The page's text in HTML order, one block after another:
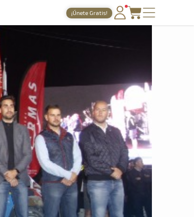
¡Únete Gratis!
AGENDA
GALERÍAS
TIENDA
ARCHIVO